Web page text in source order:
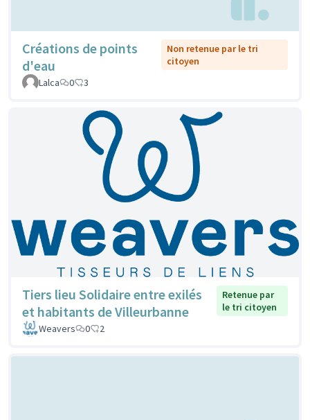
Créations de points
d'eau
Non retenue par le tri
citoyen
Lalca
0 3
Tiers lieu Solidaire entre exilés
et habitants de Villeurbanne
Retenue par
le tri citoyen
Weavers
0 2